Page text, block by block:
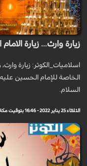
زيارة وارث... زيارة
اسلاميات_الكوثر: زيارة
الخاصة للإمام الحسين
السلام.
الثلاثاء 25 يناير 2022 - 16:46 بتوقيت مكة